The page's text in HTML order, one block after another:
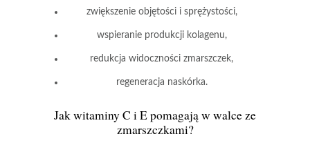
zwiększenie objętości i sprężystości,
wspieranie produkcji kolagenu,
redukcja widoczności zmarszczek,
regeneracja naskórka.
Jak witaminy C i E pomagają w walce ze
zmarszczkami?